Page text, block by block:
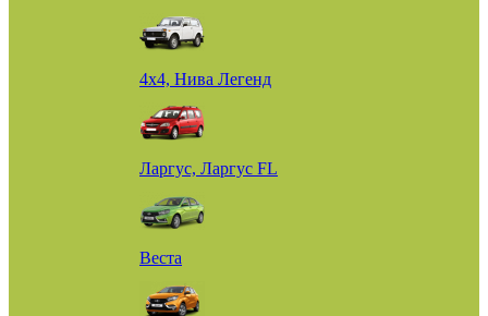
4х4, Нива Легенд
Ларгус, Ларгус FL
Веста